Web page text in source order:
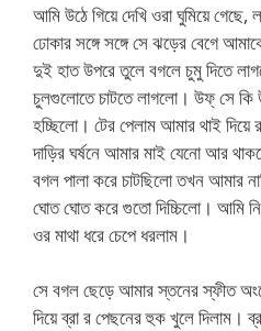
আমি উঠে গিয়ে দেখি ওরা ঘুমিয়ে
ঢোকার সঙ্গে সঙ্গে সে ঝড়ের বেগে
দুই হাত উপরে তুলে বগলে চুমু দিতে
চুলগুলোতে চাটতে লাগলো। উফ্ সে কি
হচ্ছিলো। টের পেলাম আমার থাই
দাড়ির ঘর্ষনে আমার মাই যেনো আর
বগল পালা করে চাটছিলো তখন আমার
ঘোত ঘোত করে গুতো দিচ্চিলো। আমি
ওর মাথা ধরে চেপে ধরলাম।
সে বগল ছেড়ে আমার স্তনের স্ফীত
দিয়ে ব্রা র পেছনের হুক খুলে দিলাম।